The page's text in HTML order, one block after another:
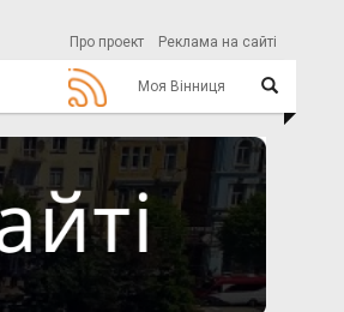
Про проект Реклама на сайті
Моя Вінниця